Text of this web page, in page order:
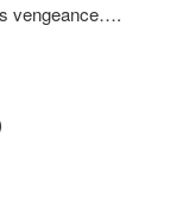
vengeance….